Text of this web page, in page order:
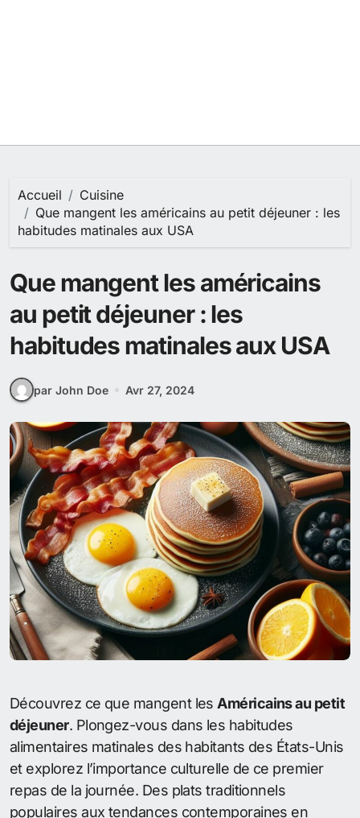
Accueil
Cuisine
Que mangent les américains au petit déjeuner : les
habitudes matinales aux USA
Que mangent les américains
au petit déjeuner : les
habitudes matinales aux USA
par John Doe Avr 27, 2024
Découvrez ce que mangent les Américains au petit
déjeuner. Plongez-vous dans les habitudes
alimentaires matinales des habitants des États-Unis
et explorez l’importance culturelle de ce premier
repas de la journée. Des plats traditionnels
populaires aux tendances contemporaines en